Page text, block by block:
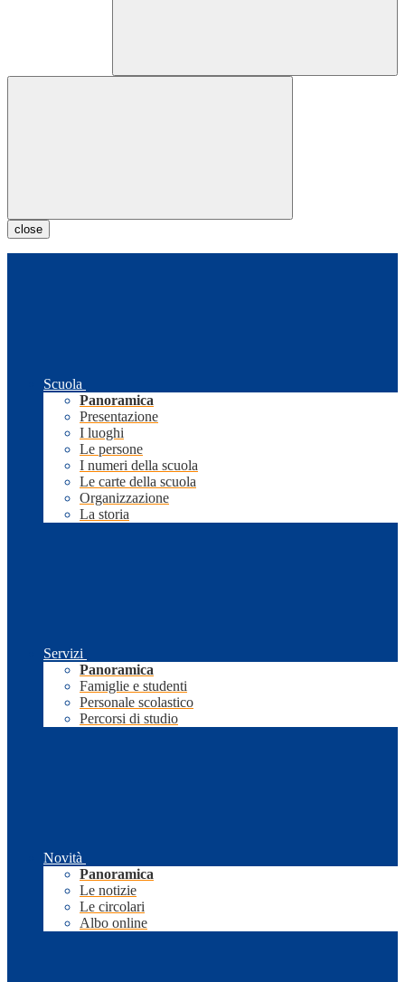
close
Scuola
Panoramica
Presentazione
I luoghi
Le persone
I numeri della scuola
Le carte della scuola
Organizzazione
La storia
Servizi
Panoramica
Famiglie e studenti
Personale scolastico
Percorsi di studio
Novità
Panoramica
Le notizie
Le circolari
Albo online